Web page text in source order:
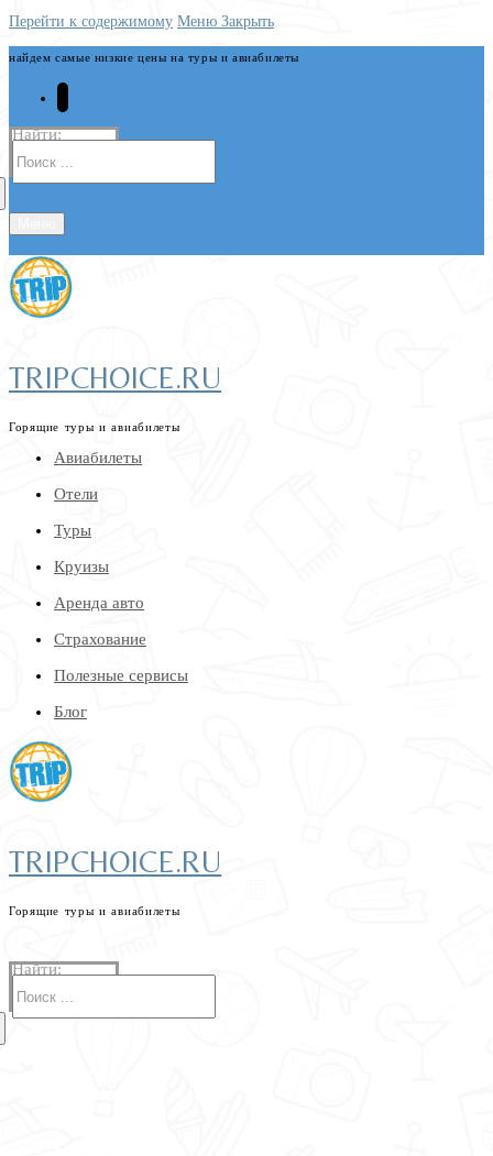
Перейти к содержимому Меню Закрыть
найдем самые низкие цены на туры и авиабилеты
Найти:
TRIPCHOICE.RU
Горящие туры и авиабилеты
Авиабилеты
Отели
Туры
Круизы
Аренда авто
Страхование
Полезные сервисы
Блог
TRIPCHOICE.RU
Горящие туры и авиабилеты
Найти: